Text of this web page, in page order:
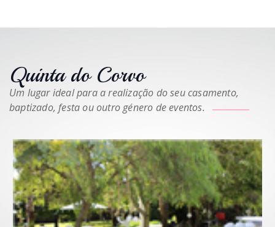
Quinta do Corvo
Um lugar ideal para a realização do seu casamento,
baptizado, festa ou outro género de eventos.